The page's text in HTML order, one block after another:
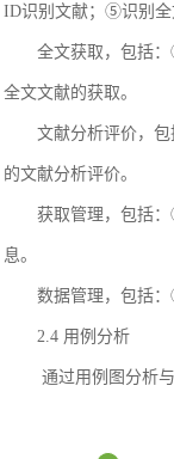
ID识别文献；⑤识别全
全文获取，包括
全文文献的获取。
文献分析评价，
的文献分析评价。
获取管理，包括
息。
数据管理，包括
2.4 用例分析
通过用例图分析